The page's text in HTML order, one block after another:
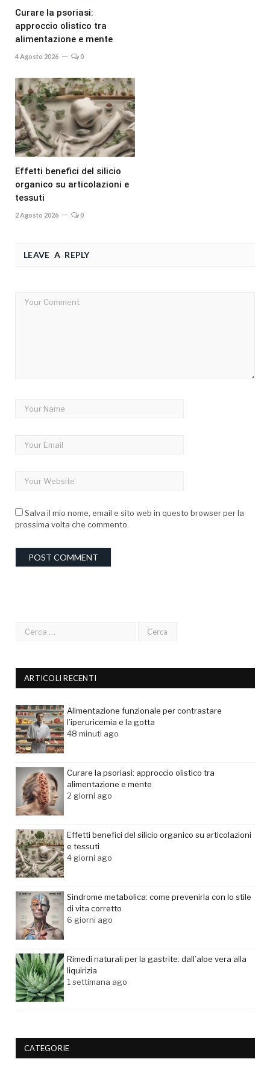
Curare la psoriasi:
approccio olistico tra
alimentazione e mente
4 Agosto 2026 0
Effetti benefici del silicio
organico su articolazioni e
tessuti
2 Agosto 2026 0
LEAVE A REPLY
Salva il mio nome, email e sito web in questo browser per la
prossima volta che commento.
ARTICOLI RECENTI
Alimentazione funzionale per contrastare
l’iperuricemia e la gotta
48 minuti ago
Curare la psoriasi: approccio olistico tra
alimentazione e mente
2 giorni ago
Effetti benefici del silicio organico su articolazioni
e tessuti
4 giorni ago
Sindrome metabolica: come prevenirla con lo stile
di vita corretto
6 giorni ago
Rimedi naturali per la gastrite: dall’aloe vera alla
liquirizia
1 settimana ago
CATEGORIE